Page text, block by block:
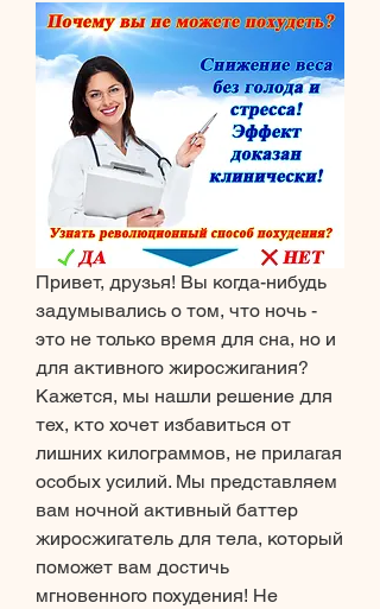
Привет, друзья! Вы когда-нибудь
задумывались о том, что ночь -
это не только время для сна, но и
для активного жиросжигания?
Кажется, мы нашли решение для
тех, кто хочет избавиться от
лишних килограммов, не прилагая
особых усилий. Мы представляем
вам ночной активный баттер
жиросжигатель для тела, который
поможет вам достичь
мгновенного похудения! Не